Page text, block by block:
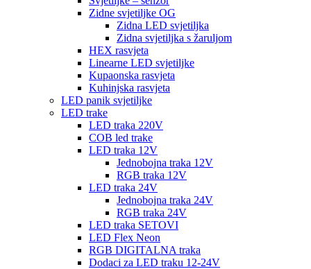
Zidne svjetiljke OG
Zidna LED svjetiljka
Zidna svjetiljka s žaruljom
HEX rasvjeta
Linearne LED svjetiljke
Kupaonska rasvjeta
Kuhinjska rasvjeta
LED panik svjetiljke
LED trake
LED traka 220V
COB led trake
LED traka 12V
Jednobojna traka 12V
RGB traka 12V
LED traka 24V
Jednobojna traka 24V
RGB traka 24V
LED traka SETOVI
LED Flex Neon
RGB DIGITALNA traka
Dodaci za LED traku 12-24V